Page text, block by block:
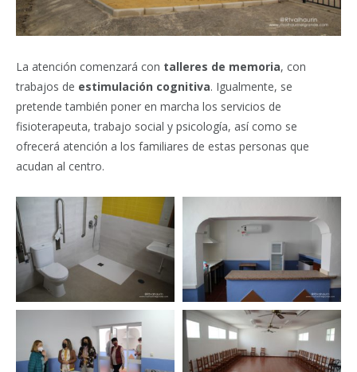
La atención comenzará con talleres de memoria, con
trabajos de estimulación cognitiva. Igualmente, se
pretende también poner en marcha los servicios de
fisioterapeuta, trabajo social y psicología, así como se
ofrecerá atención a los familiares de estas personas que
acudan al centro.